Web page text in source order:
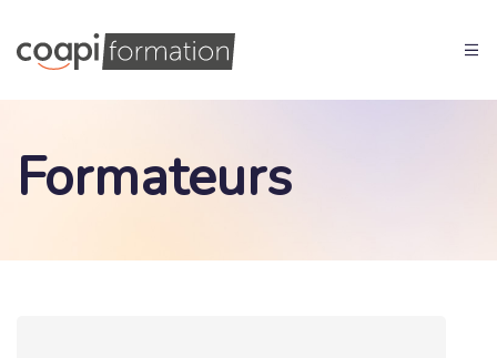
Formateurs